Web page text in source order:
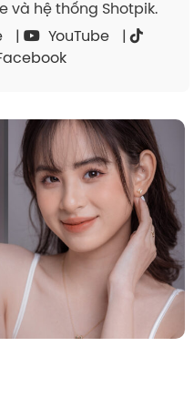
và hệ thống Shotpik.
| YouTube
|